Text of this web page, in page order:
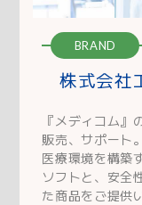
株式会社
『メディコム』
販売、サポート。
医療環境を構築
ソフトと、安全
た商品をご提供